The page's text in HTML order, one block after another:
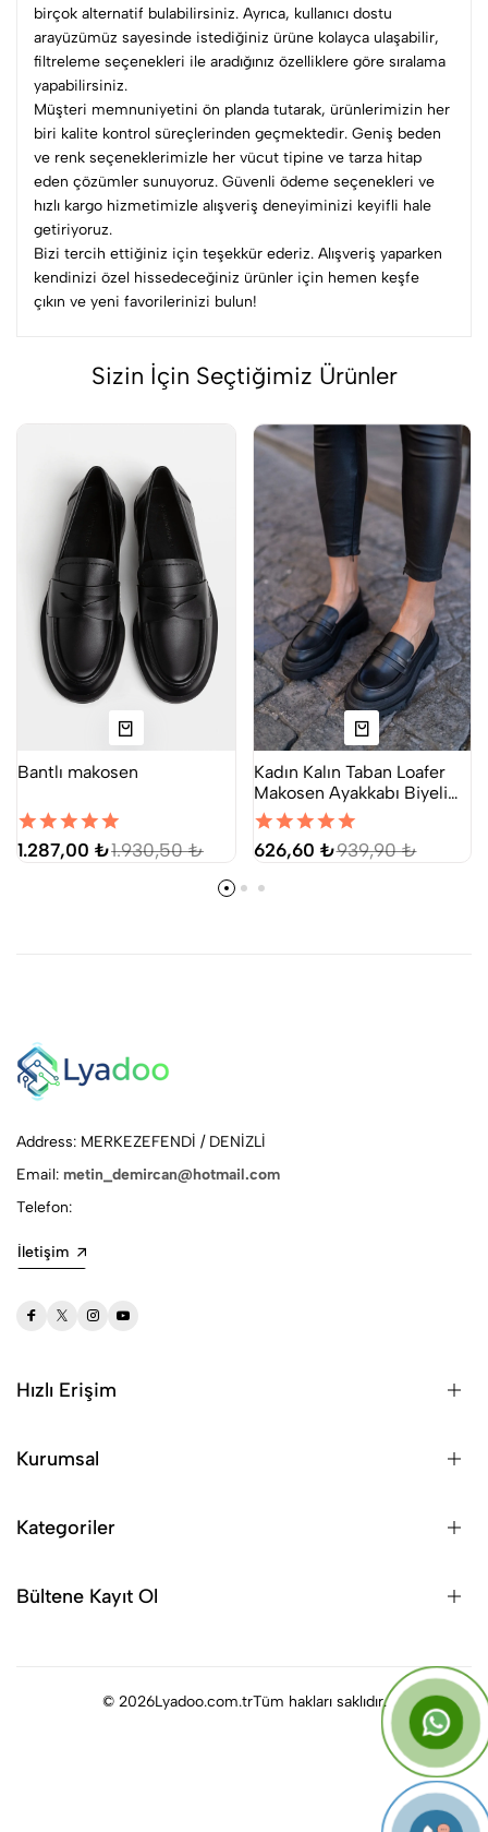
birçok alternatif bulabilirsiniz. Ayrıca, kullanıcı dostu
arayüzümüz sayesinde istediğiniz ürüne kolayca ulaşabilir,
filtreleme seçenekleri ile aradığınız özelliklere göre sıralama
yapabilirsiniz.
Müşteri memnuniyetini ön planda tutarak, ürünlerimizin her
biri kalite kontrol süreçlerinden geçmektedir. Geniş beden
ve renk seçeneklerimizle her vücut tipine ve tarza hitap
eden çözümler sunuyoruz. Güvenli ödeme seçenekleri ve
hızlı kargo hizmetimizle alışveriş deneyiminizi keyifli hale
getiriyoruz.
Bizi tercih ettiğiniz için teşekkür ederiz. Alışveriş yaparken
kendinizi özel hissedeceğiniz ürünler için hemen keşfe
çıkın ve yeni favorilerinizi bulun!
Sizin İçin Seçtiğimiz Ürünler
Bantlı makosen
1.287,00 ₺1.930,50 ₺
Kadın Kalın Taban Loafer
Makosen Ayakkabı Biyeli
Siyah
626,60 ₺939,90 ₺
Address: MERKEZEFENDİ / DENİZLİ
Email: metin_demircan@hotmail.com
Telefon:
İletişim
Hızlı Erişim
Kurumsal
Kategoriler
Bültene Kayıt Ol
© 2026Lyadoo.com.trTüm hakları saklıdır.